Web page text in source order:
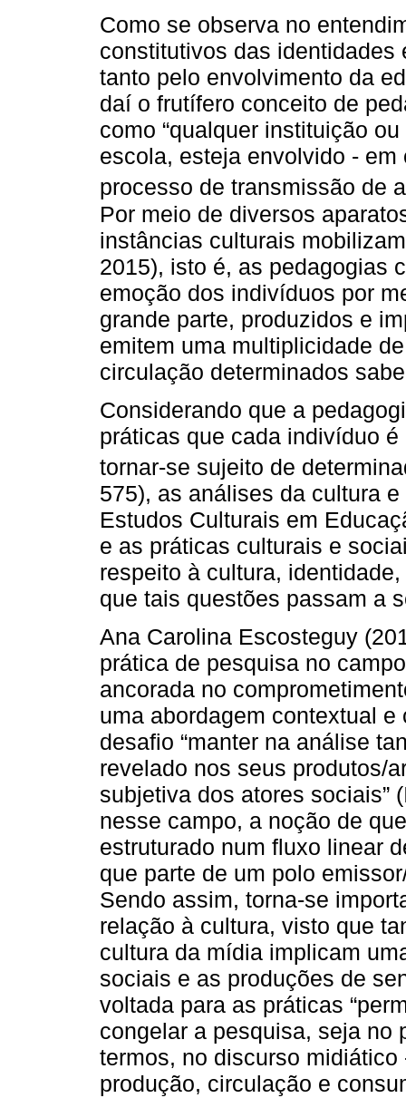
Como se observa no
constitutivos das
tanto pelo envolvimento da
daí o frutífero conceito de
como “qualquer instituição
escola, esteja envolvido -
processo de transmissão de
Por meio de diversos
instâncias culturais
2015), isto é, as pedagogias
emoção dos indivíduos por
grande parte, produzidos e
emitem uma multiplicidade
circulação determinados
Considerando que a
práticas que cada indivíduo
tornar-se sujeito de
575), as análises da cultura
Estudos Culturais em
e as práticas culturais e
respeito à cultura,
que tais questões passam a
Ana Carolina Escosteguy
prática de pesquisa no
ancorada no
uma abordagem contextual
desafio “manter na análise
revelado nos seus produtos/
subjetiva dos atores sociais”
nesse campo, a noção de
estruturado num fluxo linear
que parte de um polo
Sendo assim, torna-se
relação à cultura, visto que
cultura da mídia implicam
sociais e as produções de
voltada para as práticas
congelar a pesquisa, seja no
termos, no discurso
produção, circulação e